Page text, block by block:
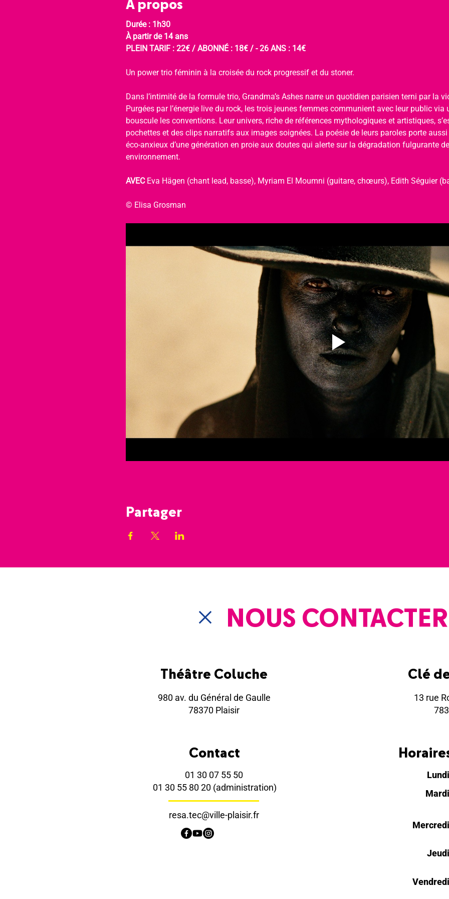
À propos
Durée : 1h30
À partir de 14 ans
PLEIN TARIF : 22€ / ABONNÉ : 18€ / - 26 ANS : 14€
Un power trio féminin à la croisée du rock progressif et du stoner.
Dans l’intimité de la formule trio, Grandma’s Ashes narre un quotidien parisien terni par la
Purgées par l’énergie live du rock, les trois jeunes femmes communient avec leur public
bouscule les conventions. Leur univers, riche de références mythologiques et artistiques,
pochettes et des clips narratifs aux images soignées. La poésie de leurs paroles porte
éco-anxieux d’une génération en proie aux doutes qui alerte sur la dégradation fulgurante
environnement.
AVEC Eva Hägen (chant lead, basse), Myriam El Moumni (guitare, chœurs), Edith Séguier
© Elisa Grosman
Partager
NOUS CONTACTER
Théâtre Coluche
980 av. du Général de Gaulle
78370 Plaisir
Clé
13 rue
Contact
01 30 07 55 50
01 30 55 80 20 (administration)
resa.tec@ville-plaisir.fr
Lundi
Mardi
Mercredi
Jeudi
Vendredi